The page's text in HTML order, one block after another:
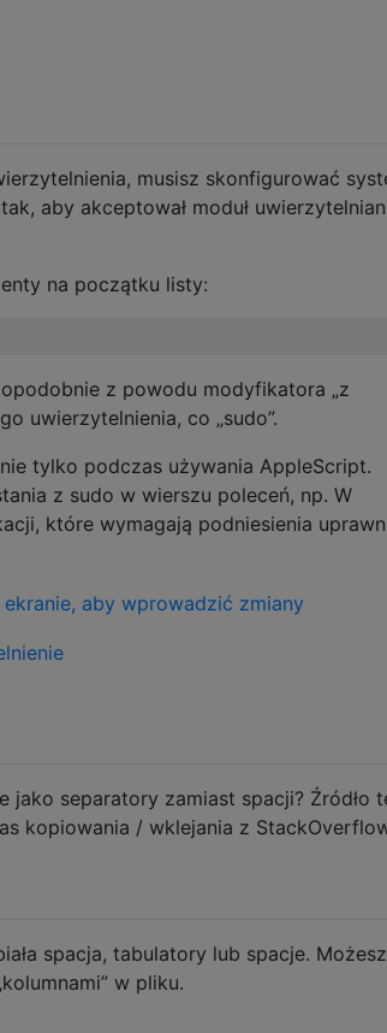
musisz skonfigurować
aby akceptował moduł
na początku listy:
z powodu modyfikatora „z
uwierzytelnienia, co „sudo”.
tylko podczas używania AppleScript.
z sudo w wierszu poleceń, np. W
które wymagają podniesienia
separatory zamiast spacji? Źródło
kopiowania / wklejania z
spacja, tabulatory lub spacje.
w pliku.